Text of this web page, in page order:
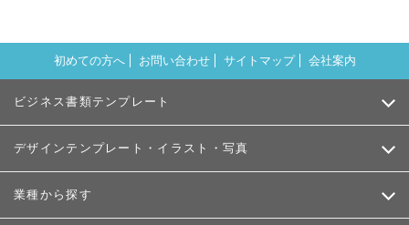
初めての方へ お問い合わせ サイトマップ 会社案内
ビジネス書類テンプレート
デザインテンプレート・イラスト・写真
業種から探す